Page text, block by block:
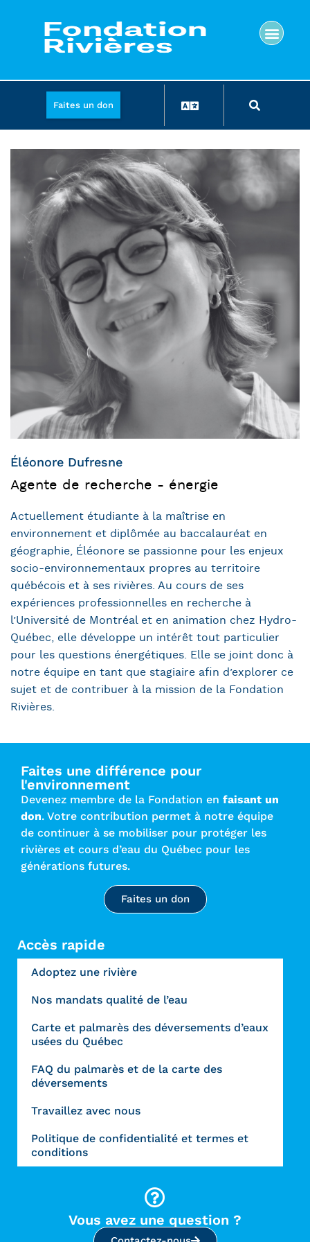
Faites un don
Éléonore Dufresne
Agente de recherche - énergie
Actuellement étudiante à la maîtrise en
environnement et diplômée au baccalauréat en
géographie, Éléonore se passionne pour les enjeux
socio-environnementaux propres au territoire
québécois et à ses rivières. Au cours de ses
expériences professionnelles en recherche à
l’Université de Montréal et en animation chez Hydro-
Québec, elle développe un intérêt tout particulier
pour les questions énergétiques. Elle se joint donc à
notre équipe en tant que stagiaire afin d’explorer ce
sujet et de contribuer à la mission de la Fondation
Rivières.
Faites une différence pour
l'environnement
Devenez membre de la Fondation en faisant un
don. Votre contribution permet à notre équipe
de continuer à se mobiliser pour protéger les
rivières et cours d’eau du Québec pour les
générations futures.
Faites un don
Accès rapide
Adoptez une rivière
Nos mandats qualité de l’eau
Carte et palmarès des déversements d’eaux
usées du Québec
FAQ du palmarès et de la carte des
déversements
Travaillez avec nous
Politique de confidentialité et termes et
conditions
Vous avez une question ?